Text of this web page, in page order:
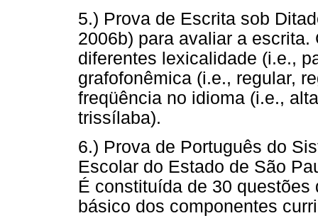
5.) Prova de Escrita sob
2006b) para avaliar a
diferentes lexicalidade (i.e.,
grafofonêmica (i.e., regular,
freqüência no idioma (i.e.,
trissílaba).
6.) Prova de Português do
Escolar do Estado de São
É constituída de 30
básico dos componentes